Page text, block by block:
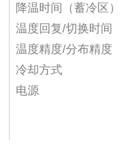
降温时间（蓄冷区）
温度回复/切换时间
温度精度/分布精度
冷却方式
电源